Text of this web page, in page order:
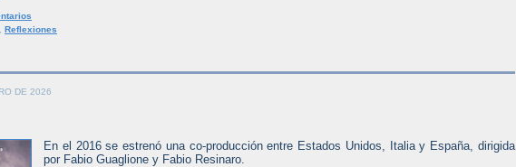
Reflexiones
DE 2026
En el 2016 se estrenó una co-producción entre Estados Unidos, Italia y España, dirigida
por Fabio Guaglione y Fabio Resinaro.